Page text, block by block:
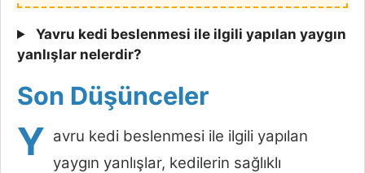
Yavru kedi beslenmesi ile ilgili yapılan yaygın
yanlışlar nelerdir?
Son Düşünceler
Y avru kedi beslenmesi ile ilgili yapılan
yaygın yanlışlar, kedilerin sağlıklı